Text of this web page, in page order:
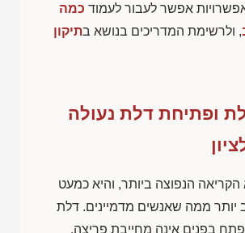
אפשר לעבור לעמוד כמה
, ולרשימת המדריכים בנושא בתיקון
ופתיחת דלת נעולה
הנפוצה ביותר, והיא כמעט
יותר ממה שאנשים מדמיינים. דלת
בפנים אינה מחייבת פריצה,